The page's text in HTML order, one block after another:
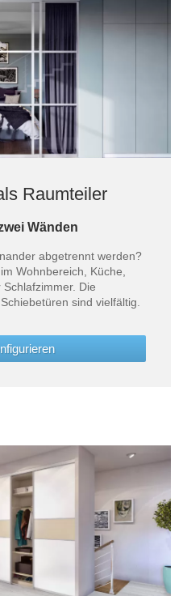
Raumteiler
Wänden
abgetrennt werden?
Wohnbereich, Küche,
Die
sind vielfältig.